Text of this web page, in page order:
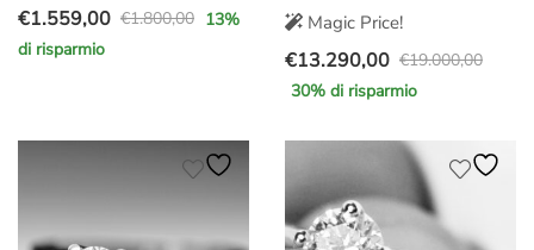
€1.800,00
Il
prezzo
€1.559,00
Il
prezzo
13%
di risparmio
Magic Price!
€19.000,00
Il
prezzo
€19.000,00.
€13.290,00
Il
prezzo
€13.290,00.
30% di risparmio